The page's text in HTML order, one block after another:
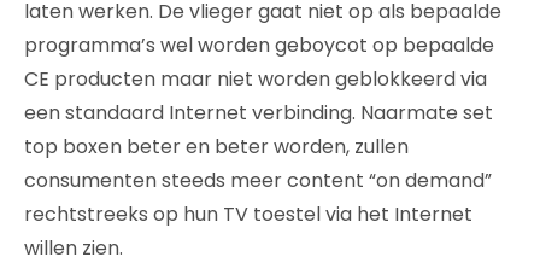
laten werken. De vlieger gaat niet op als bepaalde
programma’s wel worden geboycot op bepaalde
CE producten maar niet worden geblokkeerd via
een standaard Internet verbinding. Naarmate set
top boxen beter en beter worden, zullen
consumenten steeds meer content “on demand”
rechtstreeks op hun TV toestel via het Internet
willen zien.